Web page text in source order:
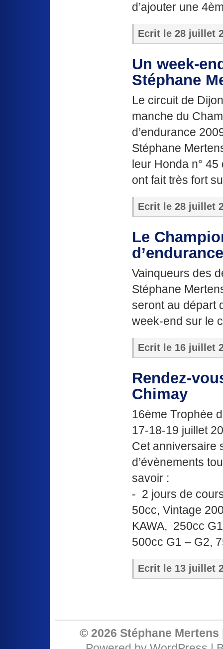
d’ajouter une
Ecrit le 28 juillet
Un week-
Stéphane
Le circuit de
manche du
d’endurance
Stéphane
leur Honda n°
ont fait très fort
Ecrit le 28 juillet
Le
Vainqueurs des
Stéphane
seront au départ
week-end sur le
Ecrit le 16 juillet
Rendez-
Chimay
16ème Trophée
17-18-19 juillet
Cet anniversaire
d’évènements
savoir :
- 2 jours de
50cc, Vintage
KAWA, 250cc
500cc G1 – G2,
Ecrit le 13 juillet
© 2026 Stéphane